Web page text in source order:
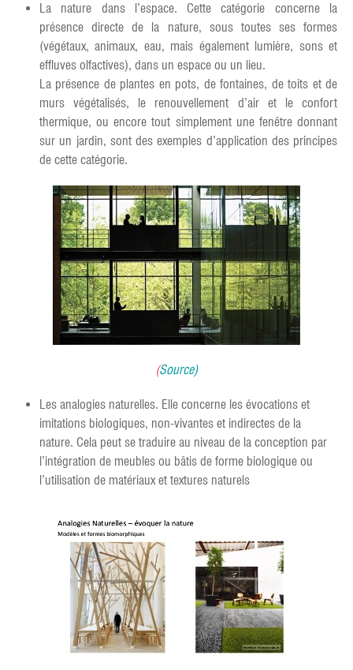
La nature dans l’espace. Cette catégorie concerne la
présence directe de la nature, sous toutes ses formes
(végétaux, animaux, eau, mais également lumière, sons et
effluves olfactives), dans un espace ou un lieu.
La présence de plantes en pots, de fontaines, de toits et de
murs végétalisés, le renouvellement d’air et le confort
thermique, ou encore tout simplement une fenêtre donnant
sur un jardin, sont des exemples d’application des principes
de cette catégorie.
(Source)
Les analogies naturelles. Elle concerne les évocations et
imitations biologiques, non-vivantes et indirectes de la
nature. Cela peut se traduire au niveau de la conception par
l’intégration de meubles ou bâtis de forme biologique ou
l’utilisation de matériaux et textures naturels